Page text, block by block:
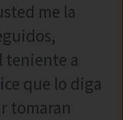
me la
teniente a
que lo diga
tomaran